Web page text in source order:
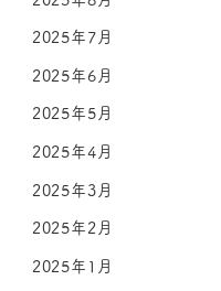
2025年7月
2025年6月
2025年5月
2025年4月
2025年3月
2025年2月
2025年1月